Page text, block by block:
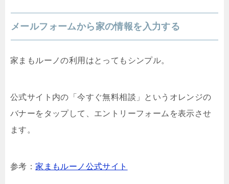
メールフォームから家の情報を入力する
家まもルーノの利用はとってもシンプル。
公式サイト内の「今すぐ無料相談」というオレンジの
バナーをタップして、エントリーフォームを表示させ
ます。
参考：家まもルーノ公式サイト